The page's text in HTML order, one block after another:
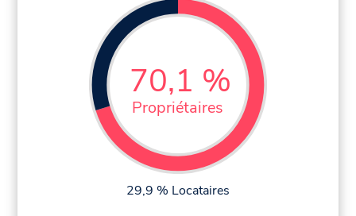
70,1 %
Propriétaires
29,9 % Locataires